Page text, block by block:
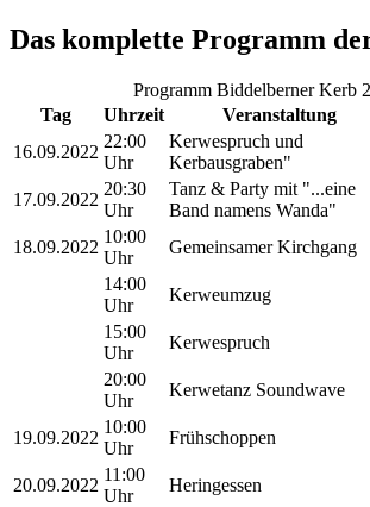
Das komplette Programm
Programm Biddelberner Kerb
Tag
Uhrzeit Veranstaltung
16.09.2022
22:00
Uhr
Kerwespruch und
Kerbausgraben"
17.09.2022
20:30
Uhr
Tanz & Party mit "...eine
Band namens Wanda"
18.09.2022
10:00
Uhr
Gemeinsamer Kirchgang
14:00
Uhr
Kerweumzug
15:00
Uhr
Kerwespruch
20:00
Uhr
Kerwetanz Soundwave
19.09.2022
10:00
Uhr
Frühschoppen
20.09.2022
11:00
Uhr
Heringessen